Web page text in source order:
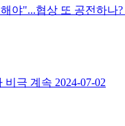
야"...협상 또 공전하나?
비극 계속 2024-07-02